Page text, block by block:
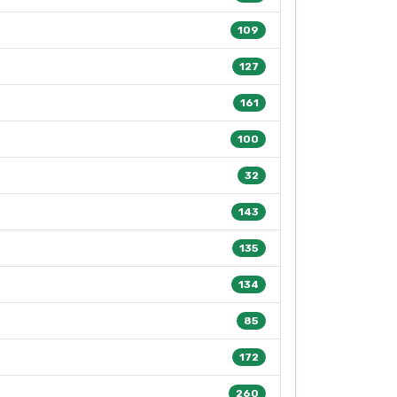
109
127
161
100
32
143
135
134
85
172
260